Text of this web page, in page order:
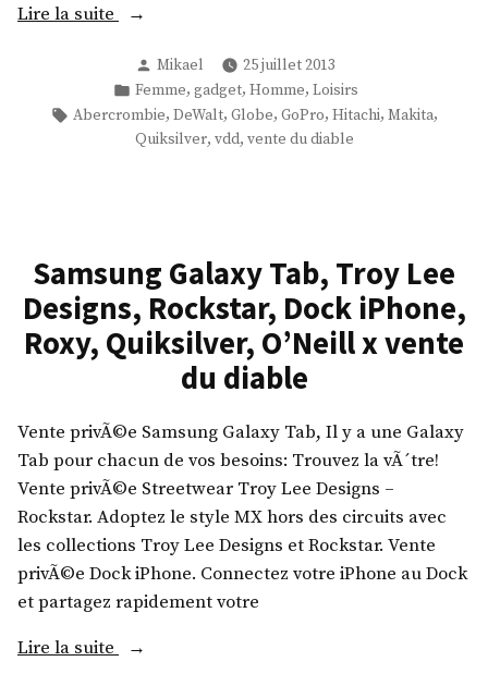
Lire la suite
i
n
,
A
b
e
r
o
m
b
i
e
,
Publié
par
Mikael
25 juillet 2013
Publié
dans
Femme, gadget, Homme, Loisirs
Étiquettes :
Abercrombie, DeWalt, Globe, GoPro, Hitachi, Makita,
Quiksilver, vdd, vente du diable
Samsung Galaxy Tab, Troy Lee
Designs, Rockstar, Dock iPhone,
Roxy, Quiksilver, O’Neill x vente
du diable
Vente privÃ©e Samsung Galaxy Tab, Il y a une Galaxy
Tab pour chacun de vos besoins: Trouvez la vÃ´tre!
Vente privÃ©e Streetwear Troy Lee Designs –
Rockstar. Adoptez le style MX hors des circuits avec
les collections Troy Lee Designs et Rockstar. Vente
privÃ©e Dock iPhone. Connectez votre iPhone au Dock
et partagez rapidement votre
Lire la suite